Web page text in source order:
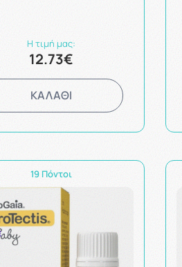
Η τιμή μας:
12.73€
ΚΑΛΑΘΙ
19 Πόντοι